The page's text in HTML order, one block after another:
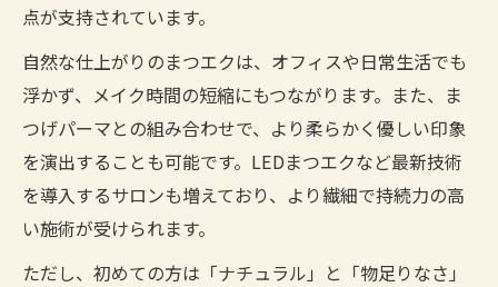
点が支持されています。
自然な仕上がりのまつエクは、オフィスや日常生活でも
浮かず、メイク時間の短縮にもつながります。また、ま
つげパーマとの組み合わせで、より柔らかく優しい印象
を演出することも可能です。LEDまつエクなど最新技術
を導入するサロンも増えており、より繊細で持続力の高
い施術が受けられます。
ただし、初めての方は「ナチュラル」と「物足りなさ」